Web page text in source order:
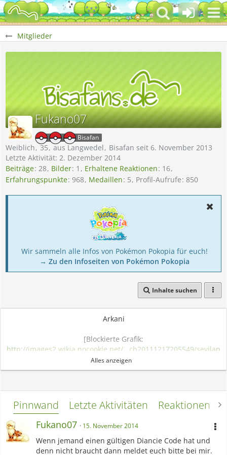
Mitglieder
Fukano07
Bisafan
Weiblich 35 aus Langwedel
Bisafan seit 6. November 2013
Letzte Aktivität: 2. Dezember 2014
Beiträge 28 Bilder 1 Erhaltene Reaktionen 16
Erfahrungspunkte 968 Medaillen 5 Profil-Aufrufe 850
Wir sammeln alle Infos von Pokémon Pokopia für euch!
→ Zu den Infoseiten von Pokémon Pokopia
Inhalte suchen
Arkani
[Blockierte Grafik:
http://images2.wikia.nocookie.net/__cb20111217205549/sevilan
d-
encyclopedia/bg/images/thumb/7/72/Gary%27s_Arcanine.png/
Meine Lieblingspokemon
[spoiler][Blockierte Grafik:
http://www.pokebip.com/pokemon/membres/galeries/1385/138
5199752023975200.jpg
][Blockierte Grafik:
http://fc06.deviantart.net/fs71/f/2013/359/a/b/flareon__i_choose
Alles anzeigen
Pinnwand Letzte Aktivitäten Reaktionen
Fukano07 15. November 2014
Wenn jemand einen gültigen Diancie Code hat und
denn nicht braucht dann meldet euch bitte bei mir.